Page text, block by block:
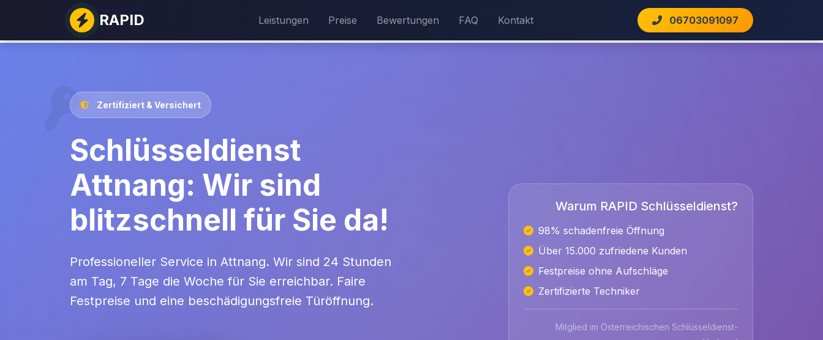
RAPID Leistungen Preise Bewertungen FAQ Kontakt 06703091097
Zertifiziert & Versichert
Schlüsseldienst
Attnang: Wir sind
blitzschnell für Sie da!
Professioneller Service in Attnang. Wir sind 24 Stunden
am Tag, 7 Tage die Woche für Sie erreichbar. Faire
Festpreise und eine beschädigungsfreie Türöffnung.
Warum RAPID Schlüsseldienst?
98% schadenfreie Öffnung
Über 15.000 zufriedene Kunden
Festpreise ohne Aufschläge
Zertifizierte Techniker
Mitglied im Österreichischen Schlüsseldienst-